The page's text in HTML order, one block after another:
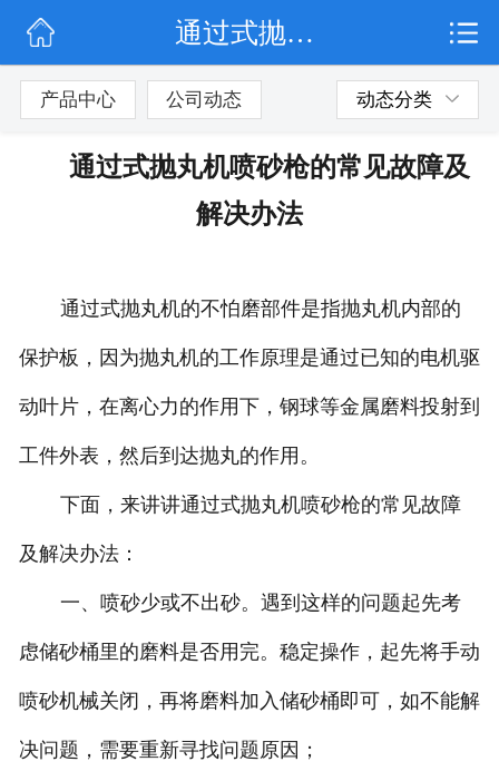
公司简介
通过式抛丸机喷砂枪的常见故障及解决办法
产品中心 公司动态 动态分类
通过式抛丸机喷砂枪的常见故障及
解决办法
通过式抛丸机的不怕磨部件是指抛丸机内部的
保护板，因为抛丸机的工作原理是通过已知的电机驱
动叶片，在离心力的作用下，钢球等金属磨料投射到
工件外表，然后到达抛丸的作用。
下面，来讲讲通过式抛丸机喷砂枪的常见故障
及解决办法：
一、喷砂少或不出砂。遇到这样的问题起先考
虑储砂桶里的磨料是否用完。稳定操作，起先将手动
喷砂机械关闭，再将磨料加入储砂桶即可，如不能解
决问题，需要重新寻找问题原因；